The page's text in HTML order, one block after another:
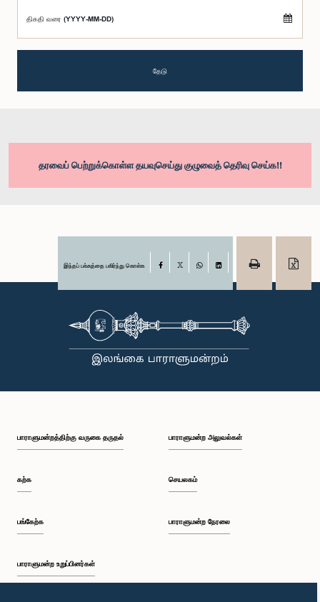
திகதி வரை (YYYY-MM-DD)
தேடு
தரவைப் பெற்றுக்கொள்ள தயவுசெய்து குழுவைத் தெரிவு செய்க!!
இந்தப் பக்கத்தை பகிர்ந்து கொள்க Facebook
பாராளுமன்றத்திற்கு வருகை தருதல்
கற்க
பங்கேற்க
பாராளுமன்ற உறுப்பினர்கள்
பாராளுமன்ற அலுவல்கள்
செயலகம்
பாராளுமன்ற நேரலை